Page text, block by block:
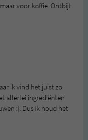
voor koffie. Ontbijt
ik vind het juist zo
allerlei ingrediënten
:). Dus ik houd het